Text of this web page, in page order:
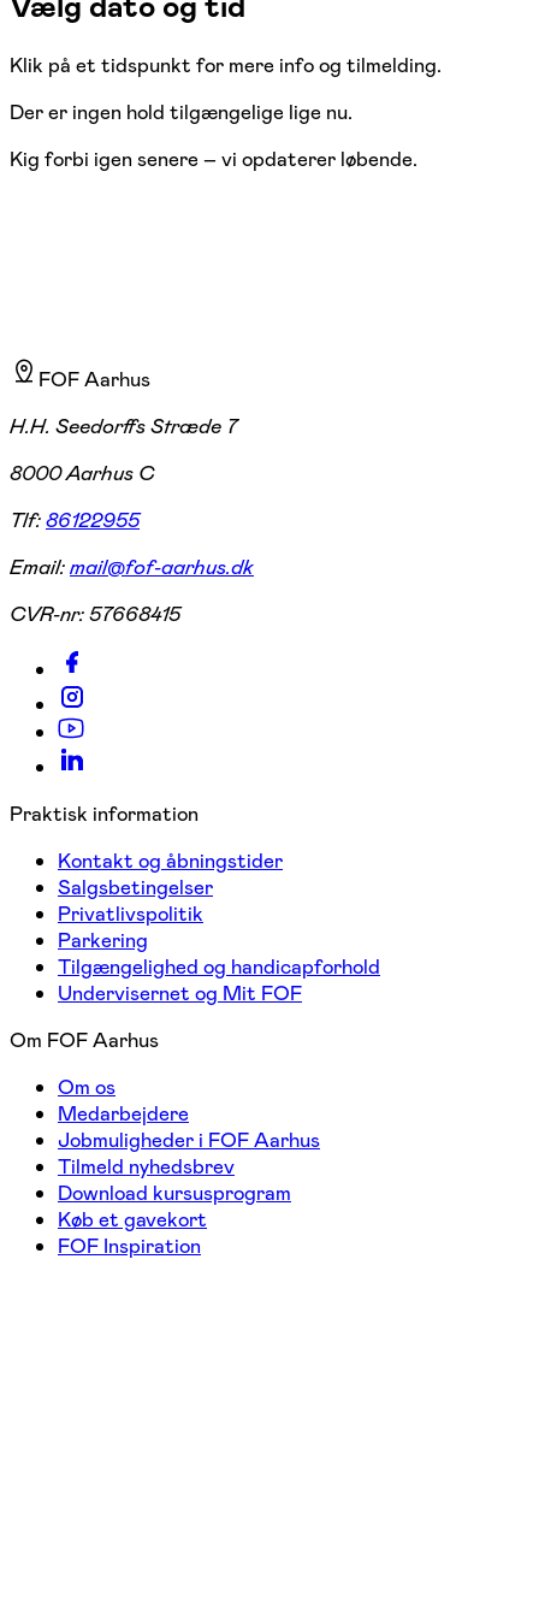
Klik på et tidspunkt for mere info og tilmelding.
Der er ingen hold tilgængelige lige nu.
Kig forbi igen senere – vi opdaterer løbende.
FOF Aarhus
H.H. Seedorffs Stræde 7
8000 Aarhus C
Tlf:86122955
Email:mail@fof-aarhus.dk
CVR-nr:57668415
Praktisk information
Kontakt og åbningstider
Salgsbetingelser
Privatlivspolitik
Parkering
Tilgængelighed og handicapforhold
Undervisernet og Mit FOF
Om FOF Aarhus
Om os
Medarbejdere
Jobmuligheder i FOF Aarhus
Tilmeld nyhedsbrev
Download kursusprogram
Køb et gavekort
FOF Inspiration